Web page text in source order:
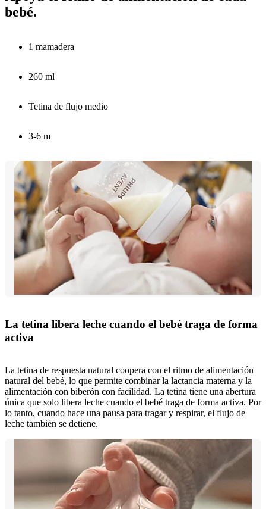
bebé.
1 mamadera
260 ml
Tetina de flujo medio
3-6 m
La tetina libera leche cuando el bebé traga de forma
activa
La tetina de respuesta natural coopera con el ritmo de alimentación
natural del bebé, lo que permite combinar la lactancia materna y la
alimentación con biberón con facilidad. La tetina tiene una abertura
única que solo libera leche cuando el bebé traga de forma activa. Por
lo tanto, cuando hace una pausa para tragar y respirar, el flujo de
leche también se detiene.